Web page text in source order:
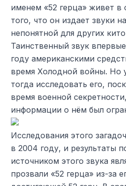
именем «52 герца» живет в
того, что он издает звуки
непонятной для других
Таинственный звук
году американскими
время Холодной войны. Но
тогда исследовать его,
время военной
информации о нём был
Исследования этого
в 2004 году, и результаты
источником этого звука
прозвали «52 герца» из-за